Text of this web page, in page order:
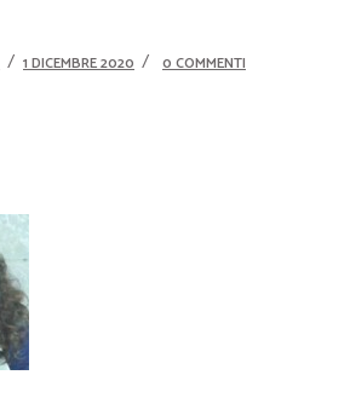
1 DICEMBRE 2020 0 COMMENTI